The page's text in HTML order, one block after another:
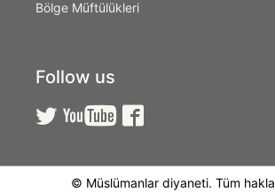
Bölge Müftülükleri
Follow us
  
© Müslümanlar diyaneti. Tüm haklar